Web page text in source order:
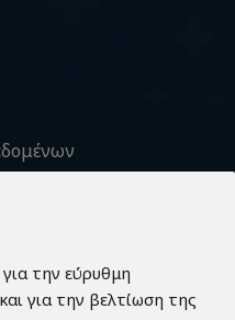
την εύρυθμη
για την βελτίωση της